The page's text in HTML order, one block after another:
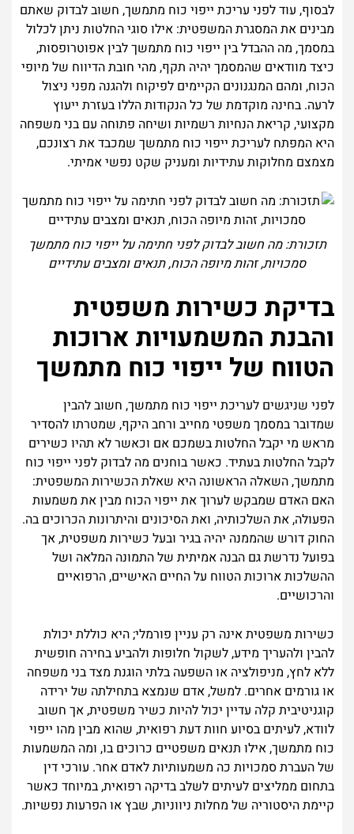
לבסוף, עוד לפני עריכת ייפוי כוח מתמשך, חשוב לבדוק שאתם
מבינים את המסגרת המשפטית: אילו סוגי החלטות ניתן לכלול
במסמך, מה ההבדל בין ייפוי כוח מתמשך לבין אפוטרופסות,
כיצד מוודאים שהמסמך יהיה תקף, מהי חובת הדיווח של מיופי
הכוח, ומהם המנגנונים הקיימים לפיקוח ולהגנה מפני ניצול
לרעה. בחינה מוקדמת של כל הנקודות הללו בעזרת ייעוץ
מקצועי, קריאת הנחיות רשמיות ושיחה פתוחה עם בני משפחה
היא המפתח לעריכת ייפוי כוח מתמשך שמכבד את רצונכם,
מצמצם מחלוקות עתידיות ומעניק שקט נפשי אמיתי.
תזכורת: מה חשוב לבדוק לפני חתימה על ייפוי כוח מתמשך
סמכויות, זהות מיופה הכוח, תנאים ומצבים עתידיים
בדיקת כשירות משפטית
והבנת המשמעויות ארוכות
הטווח של ייפוי כוח מתמשך
לפני שניגשים לעריכת ייפוי כוח מתמשך, חשוב להבין
שמדובר במסמך משפטי מחייב ורחב היקף, שמטרתו להסדיר
מראש מי יקבל החלטות בשמכם אם וכאשר לא תהיו כשירים
לקבל החלטות בעתיד. כאשר בוחנים מה לבדוק לפני ייפוי כוח
מתמשך, השאלה הראשונה היא שאלת הכשירות המשפטית:
האם האדם שמבקש לערוך את ייפוי הכוח מבין את משמעות
הפעולה, את השלכותיה, ואת הסיכונים והיתרונות הכרוכים בה.
החוק דורש שהממנה יהיה בגיר ובעל כשירות משפטית, אך
בפועל נדרשת גם הבנה אמיתית של התמונה המלאה ושל
ההשלכות ארוכות הטווח על החיים האישיים, הרפואיים
והרכושיים.
כשירות משפטית אינה רק עניין פורמלי; היא כוללת יכולת
להבין ולהעריך מידע, לשקול חלופות ולהביע בחירה חופשית
ללא לחץ, מניפולציה או השפעה בלתי הוגנת מצד בני משפחה
או גורמים אחרים. למשל, אדם שנמצא בתחילתה של ירידה
קוגניטיבית קלה עדיין יכול להיות כשיר משפטית, אך חשוב
לוודא, לעיתים בסיוע חוות דעת רפואית, שהוא מבין מהו ייפוי
כוח מתמשך, אילו תנאים משפטיים כרוכים בו, ומה המשמעות
של העברת סמכויות כה משמעותיות לאדם אחר. עורכי דין
בתחום ממליצים לעיתים לשלב בדיקה רפואית, במיוחד כאשר
קיימת היסטוריה של מחלות ניווניות, שבץ או הפרעות נפשיות.